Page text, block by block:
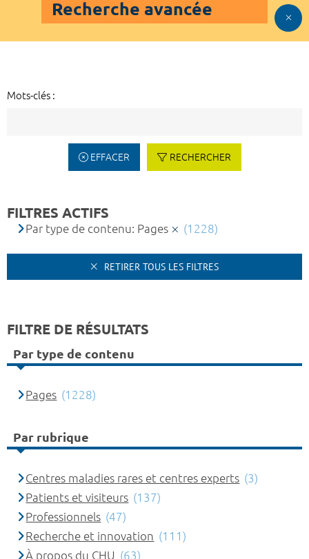
Recherche avancée
Mots-clés :
EFFACER RECHERCHER
FILTRES ACTIFS
Par type de contenu: Pages (1228)
RETIRER TOUS LES FILTRES
FILTRE DE RÉSULTATS
Par type de contenu
Pages (1228)
Par rubrique
Centres maladies rares et centres experts (3)
Patients et visiteurs (137)
Professionnels (47)
Recherche et innovation (111)
À propos du CHU (63)